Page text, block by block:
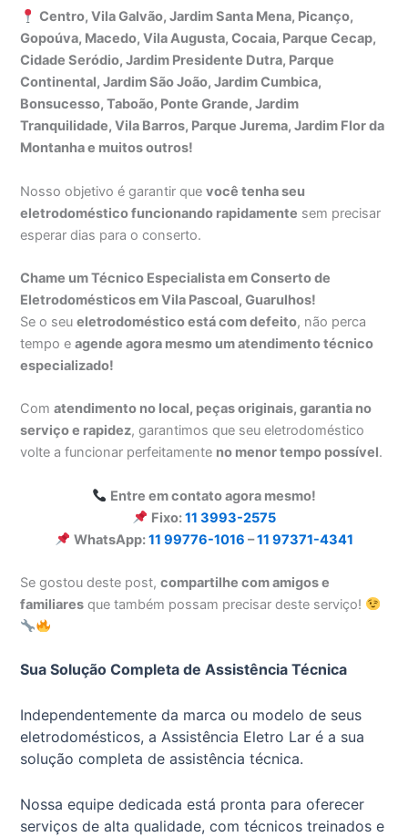
Centro, Vila Galvão, Jardim Santa Mena, Picanço,
Gopoúva, Macedo, Vila Augusta, Cocaia, Parque Cecap,
Cidade Seródio, Jardim Presidente Dutra, Parque
Continental, Jardim São João, Jardim Cumbica,
Bonsucesso, Taboão, Ponte Grande, Jardim
Tranquilidade, Vila Barros, Parque Jurema, Jardim Flor da
Montanha e muitos outros!
Nosso objetivo é garantir quevocê tenha seu
eletrodoméstico funcionando rapidamente sem precisar
esperar dias para o conserto.
Chame um Técnico Especialista em Conserto de
Eletrodomésticos em Vila Pascoal, Guarulhos!
Se o seueletrodoméstico está com defeito, não perca
tempo eagende agora mesmo um atendimento técnico
especializado!
Comatendimento no local, peças originais, garantia no
serviço e rapidez, garantimos que seu eletrodoméstico
volte a funcionar perfeitamente no menor tempo possível.
Entre em contato agora mesmo!
Fixo:11 3993-2575
WhatsApp:11 99776-1016 –11 97371-4341
Se gostou deste post,compartilhe com amigos e
familiares que também possam precisar deste serviço!
Sua Solução Completa de Assistência Técnica
Independentemente da marca ou modelo de seus
eletrodomésticos, a Assistência Eletro Lar é a sua
solução completa de assistência técnica.
Nossa equipe dedicada está pronta para oferecer
serviços de alta qualidade, com técnicos treinados e